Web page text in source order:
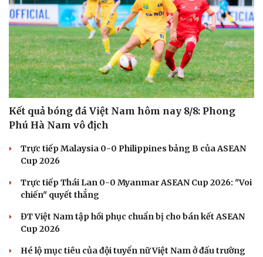
Kết quả bóng đá Việt Nam hôm nay 8/8: Phong
Phú Hà Nam vô địch
Trực tiếp Malaysia 0-0 Philippines bảng B của ASEAN
Cup 2026
Trực tiếp Thái Lan 0-0 Myanmar ASEAN Cup 2026: "Voi
chiến" quyết thắng
ĐT Việt Nam tập hồi phục chuẩn bị cho bán kết ASEAN
Cup 2026
Hé lộ mục tiêu của đội tuyển nữ Việt Nam ở đấu trường